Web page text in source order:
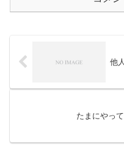
他
たまにやっ